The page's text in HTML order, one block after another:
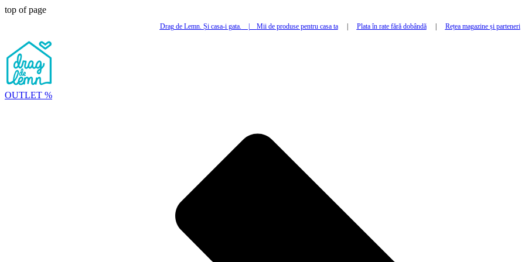
top of page
Drag de Lemn. Și casa-i gata. Mii de produse pentru casa ta| Plata în rate fără dobândă| Rețea magazine și parteneri
OUTLET %